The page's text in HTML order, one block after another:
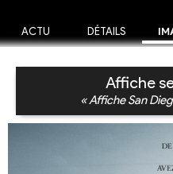
ACTU DÉTAILS
Affiche
« Affiche San